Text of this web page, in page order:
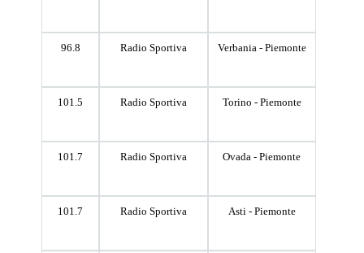
96.8 Radio Sportiva Verbania - Piemonte
101.5 Radio Sportiva Torino - Piemonte
101.7 Radio Sportiva Ovada - Piemonte
101.7 Radio Sportiva Asti - Piemonte